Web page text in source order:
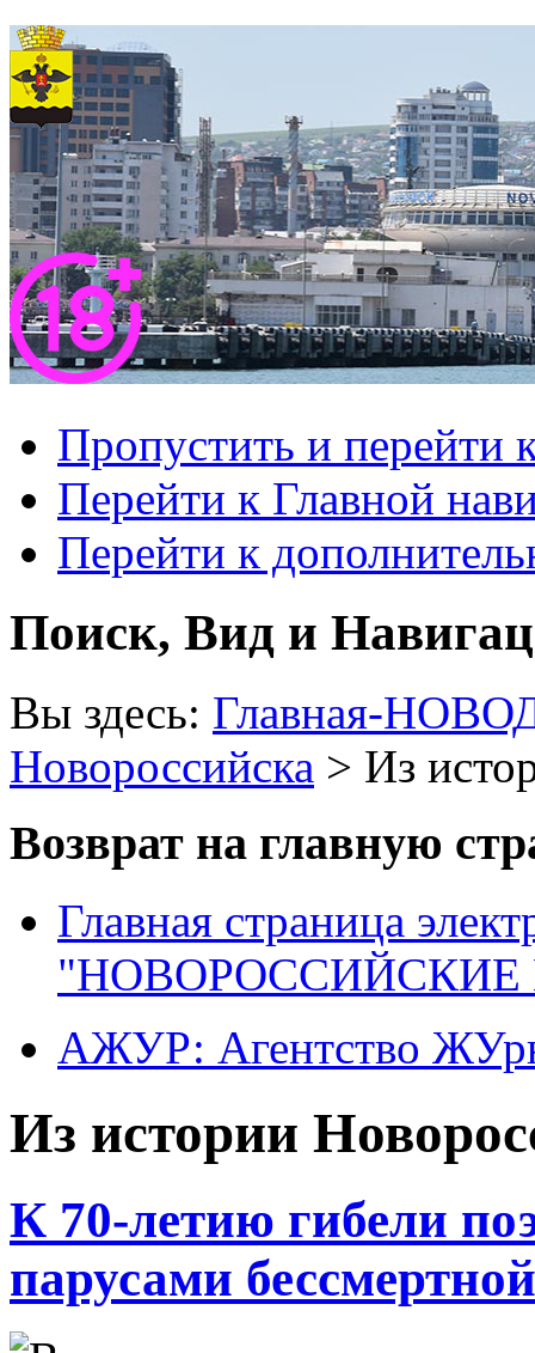
Пропустить и перейти
Перейти к Главной
Перейти к
Поиск, Вид и
Вы здесь: Главная-
Новороссийска > Из
Возврат на главную
Главная страница
"НОВОРОССИЙСКИЕ
АЖУР: Агентство
Из истории
К 70-летию гибели
парусами